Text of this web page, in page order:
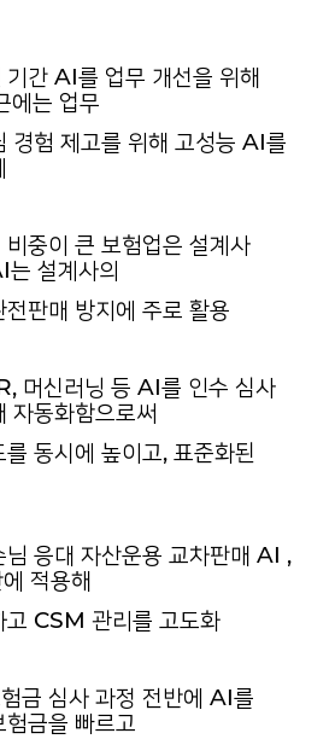
간 AI를 업무 개선을 위해
에는 업무
경험 제고를 위해 고성능 AI를
중이 큰 보험업은 설계사
는 설계사의
판매 방지에 주로 활용
머신러닝 등 AI를 인수 심사
자동화함으로써
동시에 높이고, 표준화된
응대 자산운용 교차판매 AI ,
적용해
고 CSM 관리를 고도화
금 심사 과정 전반에 AI를
금을 빠르고